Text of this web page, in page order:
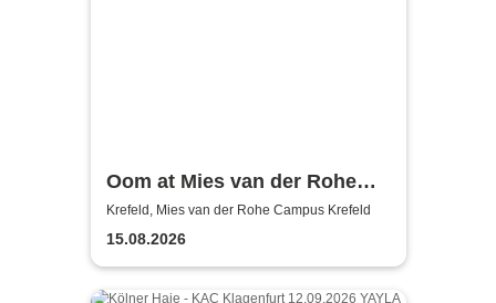
Oom at Mies van der Rohe
Campus
Krefeld, Mies van der Rohe Campus Krefeld
15.08.2026